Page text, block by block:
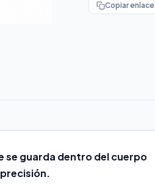
Copiar enlace
guarda dentro del cuerpo